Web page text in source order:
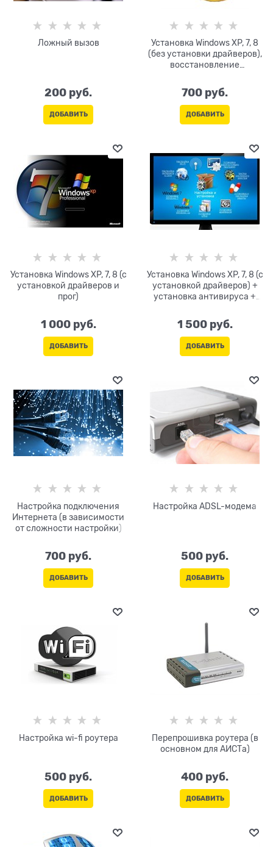
Ложный вызов
200 руб.
ДОБАВИТЬ
Установка Windows XP, 7, 8
(без установки драйверов),
восстановление
700 руб.
ДОБАВИТЬ
Установка Windows XP, 7, 8 (с
установкой драйверов и
прог)
1 000 руб.
ДОБАВИТЬ
Установка Windows XP, 7, 8 (с
установкой драйверов) +
установка антивируса +
программ (архиватор,
аудио-видео плееры, офис)
1 500 руб.
ДОБАВИТЬ
Настройка подключения
Интернета (в зависимости
от сложности настройки)
700 руб.
ДОБАВИТЬ
Настройка ADSL-модема
500 руб.
ДОБАВИТЬ
Настройка wi-fi роутера
500 руб.
ДОБАВИТЬ
Перепрошивка роутера (в
основном для АИСТа)
400 руб.
ДОБАВИТЬ